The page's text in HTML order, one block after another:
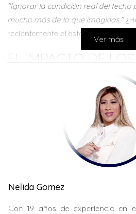
"Ignorar la condición real del techo
mucho más de lo que imaginas."
recientemente el estado de tu
EL IMPACTO DE
NATURALES EN EL
El sur de Florida está
huracanes, tormentas tropicales e
hace que las primas sean
que en otras zonas del país. En
las primas promedio oscilen entre
características específicas de la
Las aseguradoras también
Ver más
Nelida Gomez
Con 19 años de experiencia en